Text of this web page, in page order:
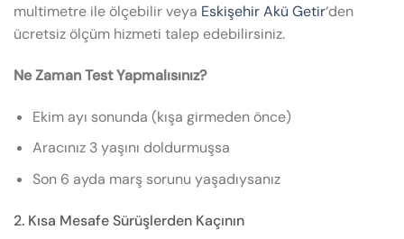
multimetre ile ölçebilir veya Eskişehir Akü Getir‘den
ücretsiz ölçüm hizmeti talep edebilirsiniz.
Ne Zaman Test Yapmalısınız?
Ekim ayı sonunda (kışa girmeden önce)
Aracınız 3 yaşını doldurmuşsa
Son 6 ayda marş sorunu yaşadıysanız
2. Kısa Mesafe Sürüşlerden Kaçının